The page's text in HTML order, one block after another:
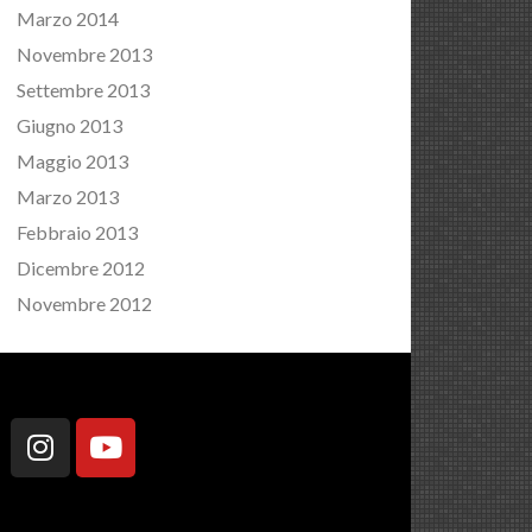
Marzo 2014
Novembre 2013
Settembre 2013
Giugno 2013
Maggio 2013
Marzo 2013
Febbraio 2013
Dicembre 2012
Novembre 2012